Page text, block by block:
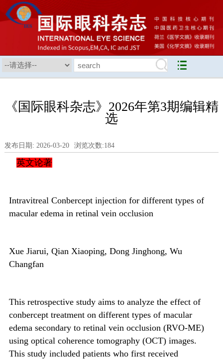
《国际眼科杂志》2026年第3期编辑精
选
发布日期: 2026-03-20 浏览次数:184
英文论著
Intravitreal Conbercept injection for different types of
macular edema in retinal vein occlusion
Xue Jiarui, Qian Xiaoping, Dong Jinghong, Wu
Changfan
This retrospective study aims to analyze the effect of
conbercept treatment on different types of macular
edema secondary to retinal vein occlusion (RVO-ME)
using optical coherence tomography (OCT) images.
This study included patients who first received